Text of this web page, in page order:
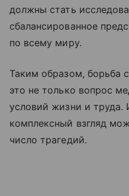
должны стать
сбалансированное
по всему миру.
Таким образом,
это не только вопрос
условий жизни и труда.
комплексный взгляд
число трагедий.